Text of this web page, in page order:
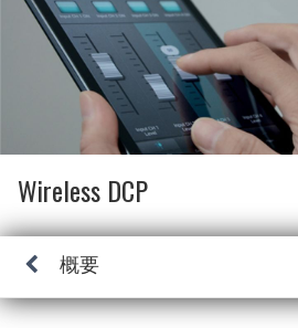
Wireless DCP
概要